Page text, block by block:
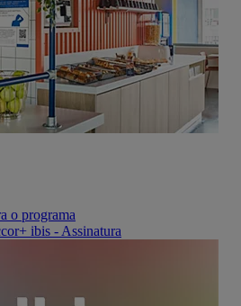
o programa
ibis - Assinatura